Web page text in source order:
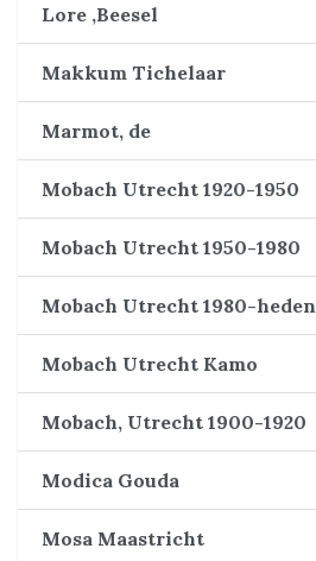
Lore ,Beesel
Makkum Tichelaar
Marmot, de
Mobach Utrecht 1920-1950
Mobach Utrecht 1950-1980
Mobach Utrecht 1980-heden
Mobach Utrecht Kamo
Mobach, Utrecht 1900-1920
Modica Gouda
Mosa Maastricht